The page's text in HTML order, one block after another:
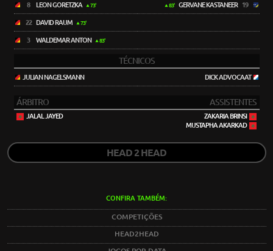
8 LEON GORETZKA 73'
22 DAVID RAUM 73'
3 WALDEMAR ANTON 83'
83' GERVANE KASTANEER 19
TÉCNICOS
JULIAN NAGELSMANN DICK ADVOCAAT
ÁRBITRO ASSISTENTES
JALAL JAYED
ZAKARIA BRINSI
MUSTAPHA AKARKAD
HEAD 2 HEAD
CONFIRA TAMBÉM:
COMPETIÇÕES
HEAD2HEAD